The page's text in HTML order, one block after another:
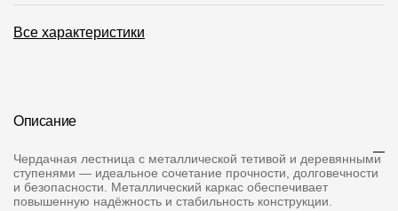
Контакты
Контроль качества кровли
Качество фасадов
Все характеристики
Описание
Чердачная лестница с металлической тетивой и деревянными
ступенями — идеальное сочетание прочности, долговечности
и безопасности. Металлический каркас обеспечивает
повышенную надёжность и стабильность конструкции.